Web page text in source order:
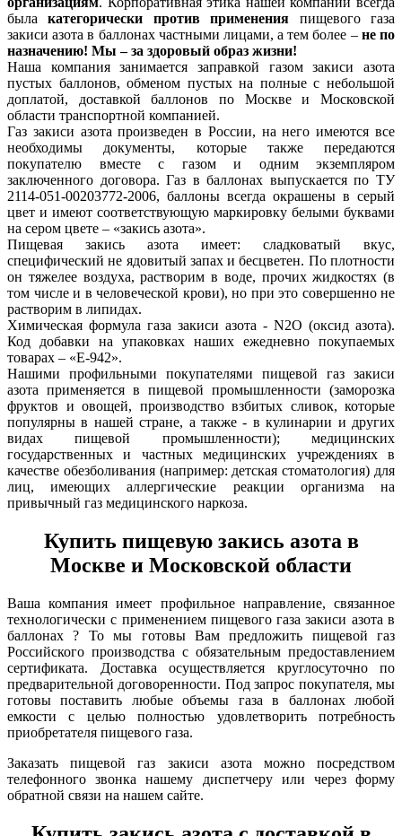
былакатегорически против применения пищевого газа
закиси азота в баллонах частными лицами, а тем более – не по
назначению! Мы – за здоровый образ жизни!
Наша компания занимается заправкой газом закиси азота
пустых баллонов, обменом пустых на полные с небольшой
доплатой, доставкой баллонов по Москве и Московской
области транспортной компанией.
Газ закиси азота произведен в России, на него имеются все
необходимы документы, которые также передаются
покупателю вместе с газом и одним экземпляром
заключенного договора. Газ в баллонах выпускается по ТУ
2114-051-00203772-2006, баллоны всегда окрашены в серый
цвет и имеют соответствующую маркировку белыми буквами
на сером цвете – «закись азота».
Пищевая закись азота имеет: сладковатый вкус,
специфический не ядовитый запах и бесцветен. По плотности
он тяжелее воздуха, растворим в воде, прочих жидкостях (в
том числе и в человеческой крови), но при это совершенно не
растворим в липидах.
Химическая формула газа закиси азота - N2O (оксид азота).
Код добавки на упаковках наших ежедневно покупаемых
товарах – «Е-942».
Нашими профильными покупателями пищевой газ закиси
азота применяется в пищевой промышленности (заморозка
фруктов и овощей, производство взбитых сливок, которые
популярны в нашей стране, а также - в кулинарии и других
видах пищевой промышленности); медицинских
государственных и частных медицинских учреждениях в
качестве обезболивания (например: детская стоматология) для
лиц, имеющих аллергические реакции организма на
привычный газ медицинского наркоза.
Купить пищевую закись азота в
Москве и Московской области
Ваша компания имеет профильное направление, связанное
технологически с применением пищевого газа закиси азота в
баллонах ? То мы готовы Вам предложить пищевой газ
Российского производства с обязательным предоставлением
сертификата. Доставка осуществляется круглосуточно по
предварительной договоренности. Под запрос покупателя, мы
готовы поставить любые объемы газа в баллонах любой
емкости с целью полностью удовлетворить потребность
приобретателя пищевого газа.
Заказать пищевой газ закиси азота можно посредством
телефонного звонка нашему диспетчеру или через форму
обратной связи на нашем сайте.